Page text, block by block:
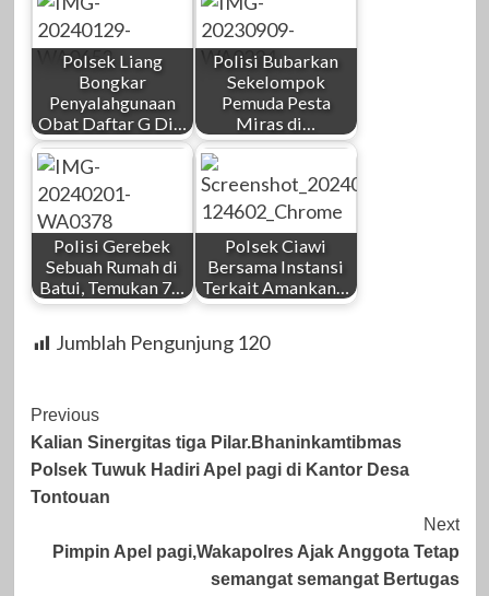
Polsek Liang
Bongkar
Penyalahgunaan
Obat Daftar G Di…
Polisi Bubarkan
Sekelompok
Pemuda Pesta
Miras di…
Polisi Gerebek
Sebuah Rumah di
Batui, Temukan 7…
Polsek Ciawi
Bersama Instansi
Terkait Amankan…
Jumblah Pengunjung 120
Post
Navigation
Previous
Kalian Sinergitas tiga Pilar.Bhaninkamtibmas
Polsek Tuwuk Hadiri Apel pagi di Kantor Desa
Tontouan
Next
Pimpin Apel pagi,Wakapolres Ajak Anggota Tetap
semangat semangat Bertugas